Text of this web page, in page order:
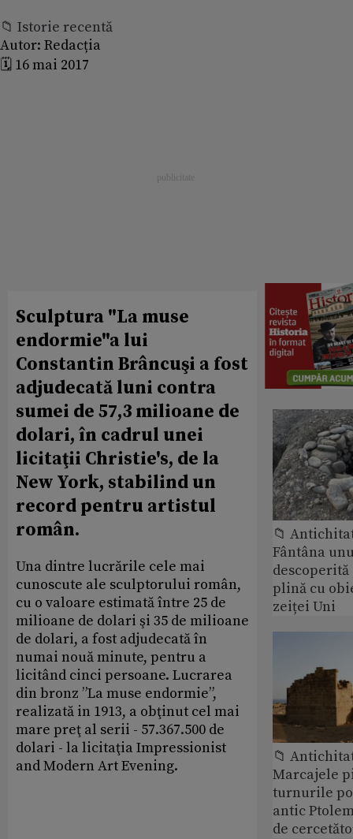
📁 Istorie recentă
Autor: Redacția
🗓️ 16 mai 2017
Sculptura "La muse
endormie"a lui
Constantin Brâncuşi a fost
adjudecată luni contra
sumei de 57,3 milioane de
dolari, în cadrul unei
licitaţii Christie's, de la
New York, stabilind un
record pentru artistul
român.
Una dintre lucrările cele mai
cunoscute ale sculptorului român,
cu o valoare estimată între 25 de
milioane de dolari şi 35 de milioane
de dolari, a fost adjudecată în
numai nouă minute, pentru a
licitând cinci persoane. Lucrarea
din bronz ”La muse endormie”,
realizată in 1913, a obţinut cel mai
mare preţ al serii - 57.367.500 de
dolari - la licitaţia Impressionist
and Modern Art Evening.
📁
Fântâna
plină cu
zeiței Uni
📁
Marcajele
turnurile
antic
de